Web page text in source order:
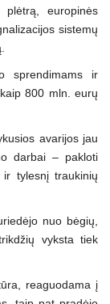
plėtrą, europinės
sistemų
sprendimams ir
800 mln. eurų
avarijos jau
darbai – pakloti
ir tylesnį traukinių
nuo bėgių,
vyksta tiek
reaguodama į